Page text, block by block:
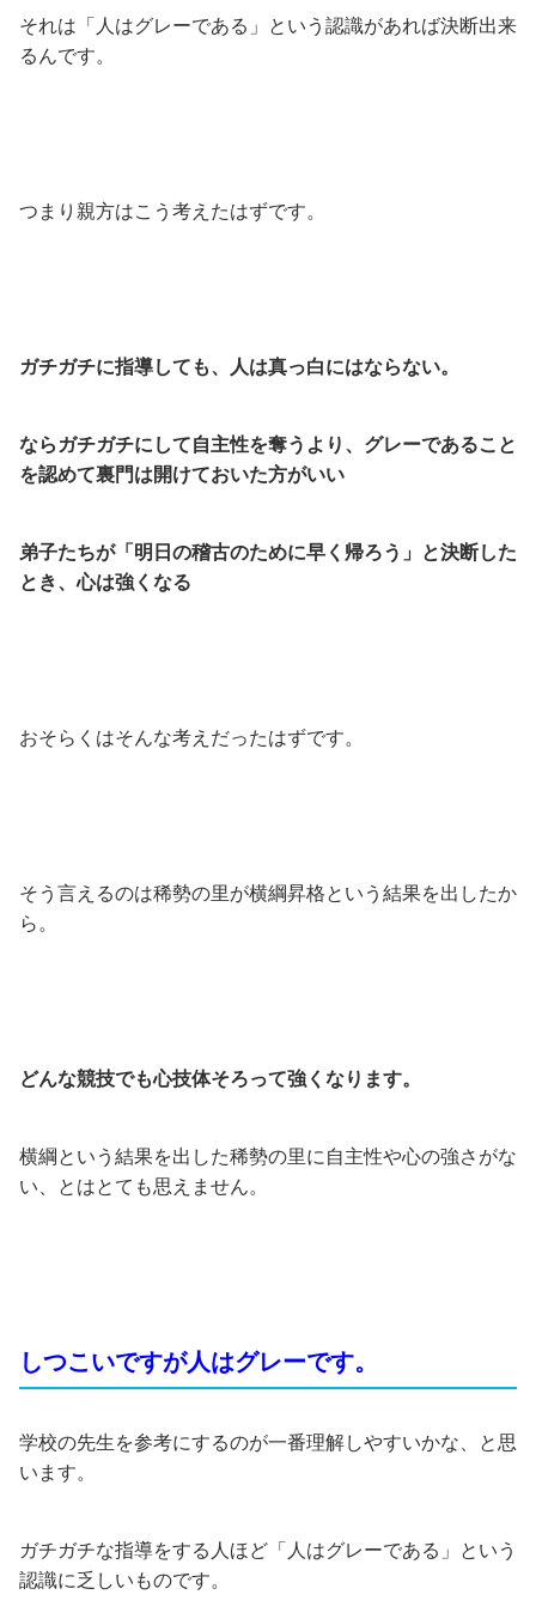
それは「人はグレーである」という認識があれば決断出来
るんです。
つまり親方はこう考えたはずです。
ガチガチに指導しても、人は真っ白にはならない。
ならガチガチにして自主性を奪うより、グレーであること
を認めて裏門は開けておいた方がいい
弟子たちが「明日の稽古のために早く帰ろう」と決断した
とき、心は強くなる
おそらくはそんな考えだったはずです。
そう言えるのは稀勢の里が横綱昇格という結果を出したか
ら。
どんな競技でも心技体そろって強くなります。
横綱という結果を出した稀勢の里に自主性や心の強さがな
い、とはとても思えません。
しつこいですが人はグレーです。
学校の先生を参考にするのが一番理解しやすいかな、と思
います。
ガチガチな指導をする人ほど「人はグレーである」という
認識に乏しいものです。